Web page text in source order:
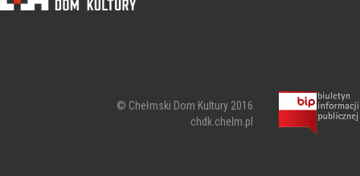
© Chełmski Dom Kultury 2016
chdk.chelm.pl